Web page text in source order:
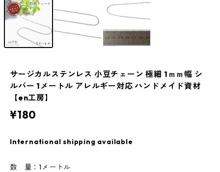
サージカルステンレス 小豆チェーン 極細 1ｍｍ幅 シ
ルバー 1メートル アレルギー対応 ハンドメイド資材
【en工房】
¥180
International shipping available
数 量：1メートル